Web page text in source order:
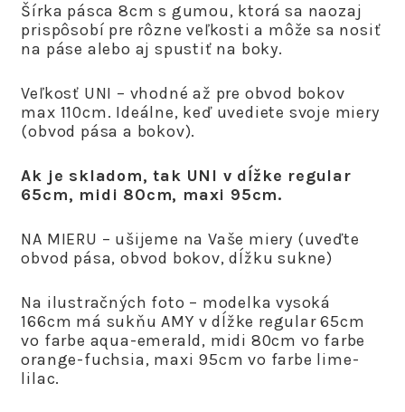
Šírka pásca 8cm s gumou, ktorá sa naozaj
prispôsobí pre rôzne veľkosti a môže sa nosiť
na páse alebo aj spustiť na boky.
Veľkosť UNI – vhodné až pre obvod bokov
max 110cm. Ideálne, keď uvediete svoje miery
(obvod pása a bokov).
Ak je skladom, tak UNI v dĺžke regular
65cm, midi 80cm, maxi 95cm.
NA MIERU – ušijeme na Vaše miery (uveďte
obvod pása, obvod bokov, dĺžku sukne)
Na ilustračných foto – modelka vysoká
166cm má sukňu AMY v dĺžke regular 65cm
vo farbe aqua-emerald, midi 80cm vo farbe
orange-fuchsia, maxi 95cm vo farbe lime-
lilac.